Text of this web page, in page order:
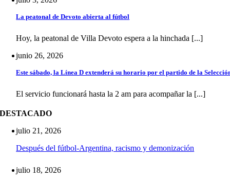
La peatonal de Devoto abierta al fútbol
Hoy, la peatonal de Villa Devoto espera a la hinchada [...]
junio 26, 2026
Este sábado, la Línea D extenderá su horario por el partido de la
El servicio funcionará hasta la 2 am para acompañar la [...]
DESTACADO
julio 21, 2026
Después del fútbol-Argentina, racismo y demonización
julio 18, 2026